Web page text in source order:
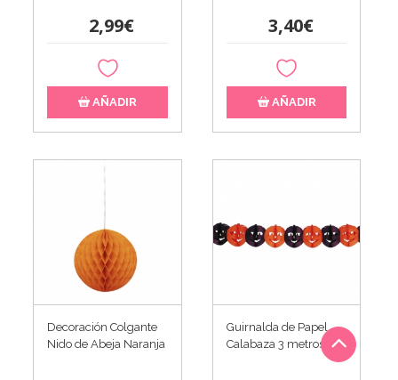
2,99€
AÑADIR
3,40€
AÑADIR
Decoración Colgante
Nido de Abeja Naranja
Guirnalda de Papel
Calabaza 3 metros